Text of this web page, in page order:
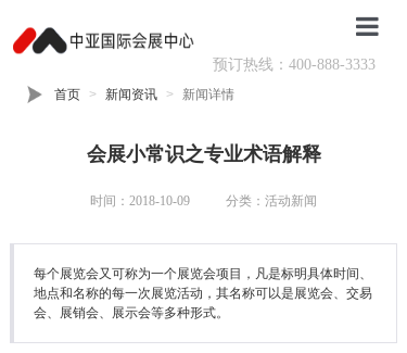
预订热线：400-888-3333
首页 新闻资讯 新闻详情
会展小常识之专业术语解释
时间：2018-10-09 分类：活动新闻
每个展览会又可称为一个展览会项目，凡是标明具体时间、
地点和名称的每一次展览活动，其名称可以是展览会、交易
会、展销会、展示会等多种形式。